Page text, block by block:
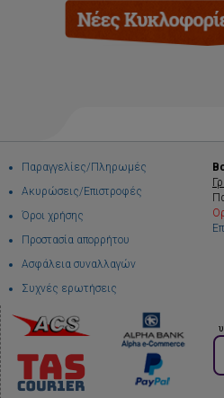
Παραγγελίες/Πληρωμές
Ακυρώσεις/Επιστροφές
Όροι χρήσης
Προστασία απορρήτου
Ασφάλεια συναλλαγών
Συχνές ερωτήσεις